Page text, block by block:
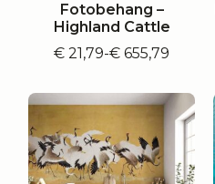
Fotobehang –
Highland Cattle
€ 21,79-€ 655,79
Prijsklasse:
tot
€ 655,79